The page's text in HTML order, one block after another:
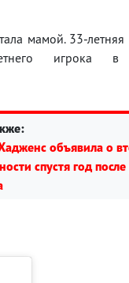
мамой. 33-летняя
игрока в
объявила о
спустя год